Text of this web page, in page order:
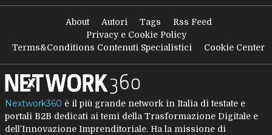
About Autori Tags
Rss Feed
Privacy e Cookie Policy
Terms&Conditions Contenuti Specialistici
Cookie Center
Nextwork360 è il più grande network in Italia di testate e
portali B2B dedicati ai temi della Trasformazione Digitale e
dell’Innovazione Imprenditoriale. Ha la missione di